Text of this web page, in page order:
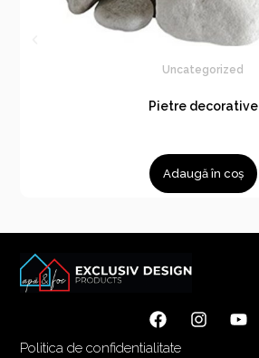
Uncategorized
Pietre decorative
Adaugă în coș
Politica de confidentialitate